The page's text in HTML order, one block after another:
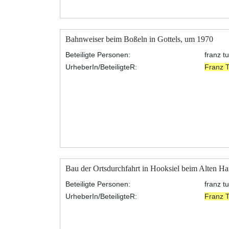
Bahnweiser beim Boßeln in Gottels, um 1970
Beteiligte Personen:
franz
UrheberIn/BeteiligteR:
Franz
Bau der Ortsdurchfahrt in Hooksiel beim Alten
Beteiligte Personen:
franz
UrheberIn/BeteiligteR:
Franz